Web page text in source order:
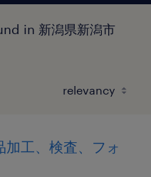
in 新潟県新潟市
工、検査、フォ